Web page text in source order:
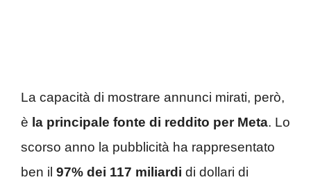
La capacità di mostrare annunci mirati, però,
è la principale fonte di reddito per Meta. Lo
scorso anno la pubblicità ha rappresentato
ben il 97% dei 117 miliardi di dollari di